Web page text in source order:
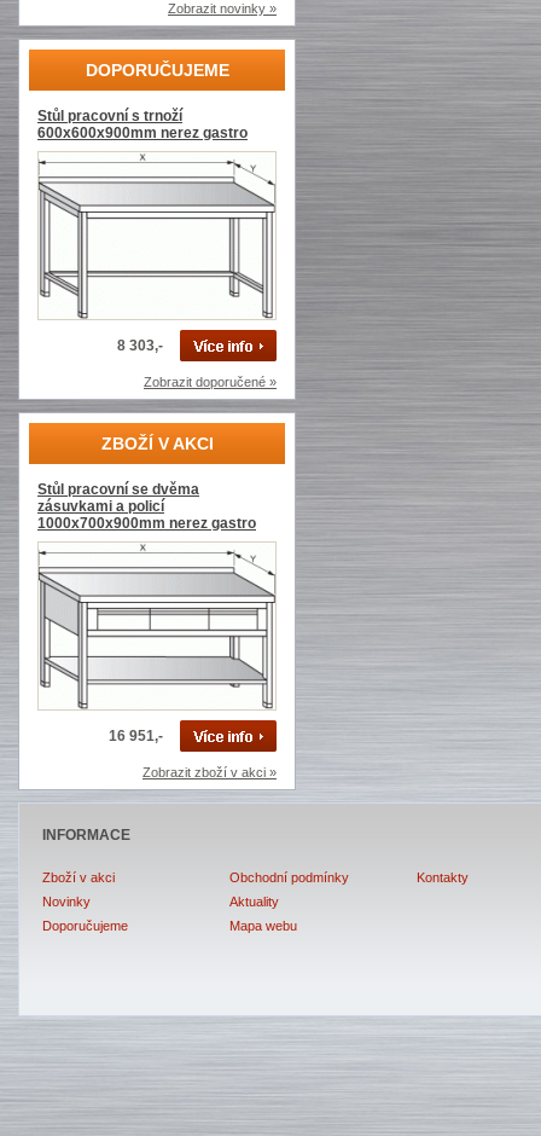
Zobrazit novinky »
DOPORUČUJEME
Stůl pracovní s trnoží
600x600x900mm nerez gastro
8 303,-
Zobrazit doporučené »
ZBOŽÍ V AKCI
Stůl pracovní se dvěma
zásuvkami a policí
1000x700x900mm nerez gastro
16 951,-
Zobrazit zboží v akci »
INFORMACE
Zboží v akci
Novinky
Doporučujeme
Obchodní podmínky
Aktuality
Mapa webu
Kontakty